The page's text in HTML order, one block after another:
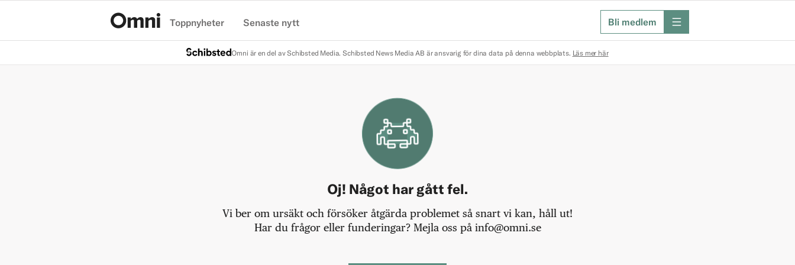
Toppnyheter Senaste nytt Bli medlem meny
Omni är en del av Schibsted Media. Schibsted News Media AB är ansvarig för dina data på denna webbplats. Läs mer här
Oj! Något har gått fel.
Vi ber om ursäkt och försöker åtgärda problemet så snart vi kan, håll ut!
Har du frågor eller funderingar? Mejla oss på info@omni.se